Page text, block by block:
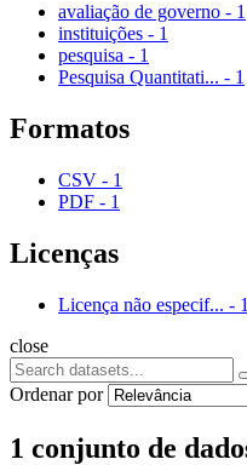
avaliação de governo - 1
instituições - 1
pesquisa - 1
Pesquisa Quantitati... - 1
Formatos
CSV - 1
PDF - 1
Licenças
Licença não especif... - 1
close
Ordenar por
1 conjunto de